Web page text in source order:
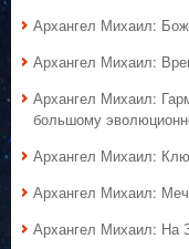
Архангел Михаил:
Архангел Михаил:
Архангел Михаил:
большому
Архангел Михаил:
Архангел Михаил:
Архангел Михаил: На